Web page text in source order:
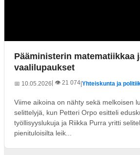
Pääministerin matematiikkaa
vaalilupaukset
📅 10.05.2026 | 👁️ 21 074|Yhteiskunta ja
Viime aikoina on nähty sekä melkoisen
selittelyjä, kun Petteri Orpo esitteli
työllisyyslukuja ja Riikka Purra yritti
pienituloisilta leik...